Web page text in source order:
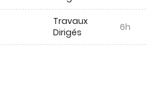
Travaux
Dirigés
6h